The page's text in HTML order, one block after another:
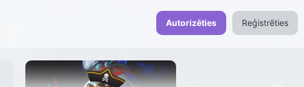
Autorizēties Reģistrēties